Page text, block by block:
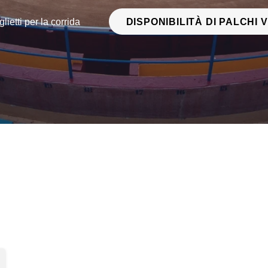
per la corrida DISPONIBILITÀ DI PALCHI